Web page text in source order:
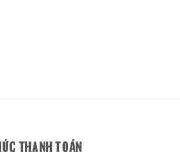
THANH TOÁN